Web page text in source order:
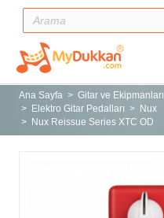
Ana Sayfa
Gitar ve Ekipmanları
Sahne ve Stüdyo
Ana Sayfa Gitar ve Ekipmanları
Elektro Gitar Pedalları
Nux
Nux Reissue Series XTC OD